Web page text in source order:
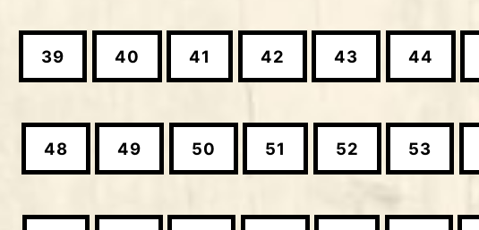
39 40 41 42 43 44
48 49 50 51 52 53